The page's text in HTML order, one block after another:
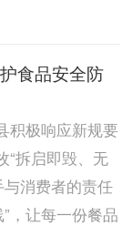
食品安全防
积极响应新规要
“拆启即毁、无
消费者的责任
，让每一份餐品